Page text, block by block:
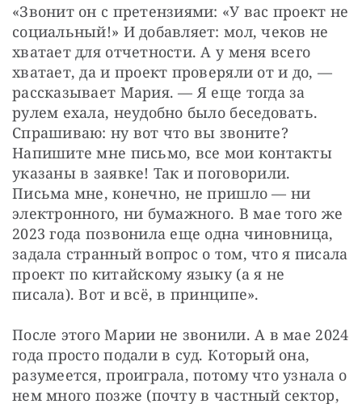
«Звонит он с претензиями: «У вас проект не
социальный!» И добавляет: мол, чеков не
хватает для отчетности. А у меня всего
хватает, да и проект проверяли от и до, —
рассказывает Мария. — Я еще тогда за
рулем ехала, неудобно было беседовать.
Спрашиваю: ну вот что вы звоните?
Напишите мне письмо, все мои контакты
указаны в заявке! Так и поговорили.
Письма мне, конечно, не пришло — ни
электронного, ни бумажного. В мае того же
2023 года позвонила еще одна чиновница,
задала странный вопрос о том, что я писала
проект по китайскому языку (а я не
писала). Вот и всё, в принципе».
После этого Марии не звонили. А в мае 2024
года просто подали в суд. Который она,
разумеется, проиграла, потому что узнала о
нем много позже (почту в частный сектор,